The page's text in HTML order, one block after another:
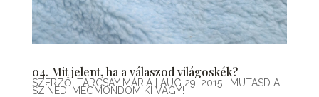
04. Mit jelent, ha a válaszod világoskék?
SZERZŐ: TARCSAY MÁRIA| AUG 29, 2015| MUTASD A
SZÍNED, MEGMONDOM KI VAGY!